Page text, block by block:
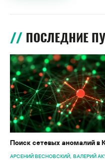
ПОСЛЕДНИЕ
Поиск сетевых аномалий в
АРСЕНИЙ ВЕСНОВСКИЙ ВАЛЕРИЙ